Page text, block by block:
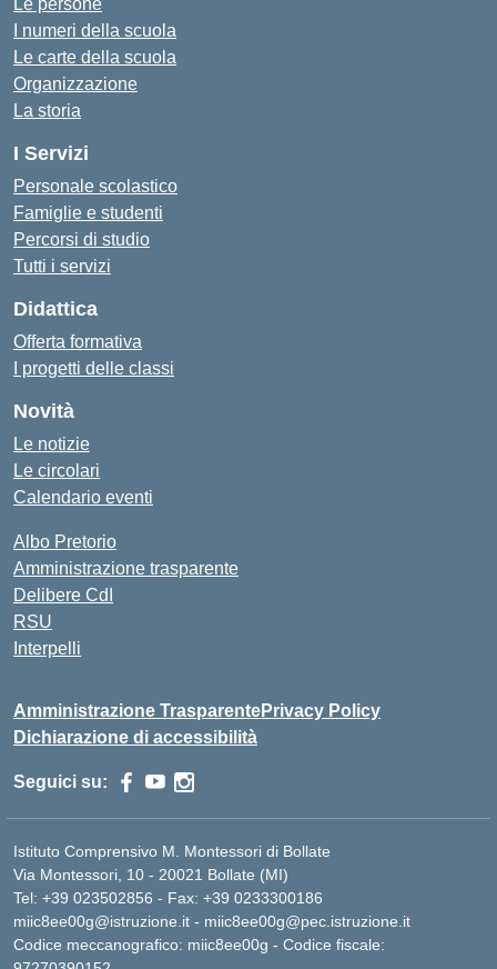
Le persone
I numeri della scuola
Le carte della scuola
Organizzazione
La storia
I Servizi
Personale scolastico
Famiglie e studenti
Percorsi di studio
Tutti i servizi
Didattica
Offerta formativa
I progetti delle classi
Novità
Le notizie
Le circolari
Calendario eventi
Albo Pretorio
Amministrazione trasparente
Delibere CdI
RSU
Interpelli
Amministrazione TrasparentePrivacy Policy
Dichiarazione di accessibilità
Seguici su:
Istituto Comprensivo M. Montessori di Bollate
Via Montessori, 10 - 20021 Bollate (MI)
Tel: +39 023502856 - Fax: +39 0233300186
miic8ee00g@istruzione.it - miic8ee00g@pec.istruzione.it
Codice meccanografico: miic8ee00g - Codice fiscale: